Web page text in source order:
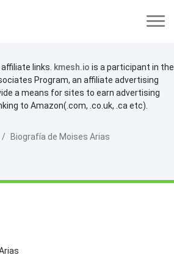
links. kmesh.io is a participant in the
Program, an affiliate advertising
a means for sites to earn advertising
to Amazon(.com, .co.uk, .ca etc).
Biografía de Moises Arias